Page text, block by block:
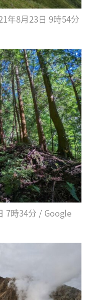
年8月23日 9時54分
7時34分 / Google